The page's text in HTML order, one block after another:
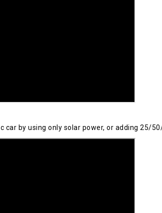
by using only solar power, or adding 25/